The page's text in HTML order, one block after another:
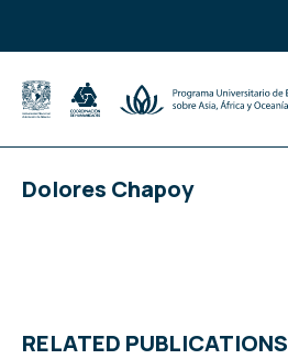
Dolores Chapoy
RELATED PUBLICATIONS